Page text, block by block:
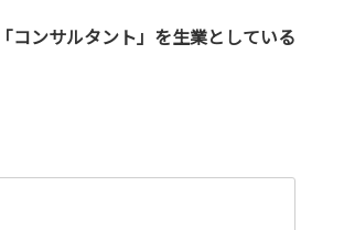
コンサルタント」を生業としている